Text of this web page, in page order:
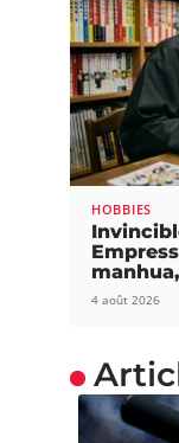
HOBBIES
4 août 2026